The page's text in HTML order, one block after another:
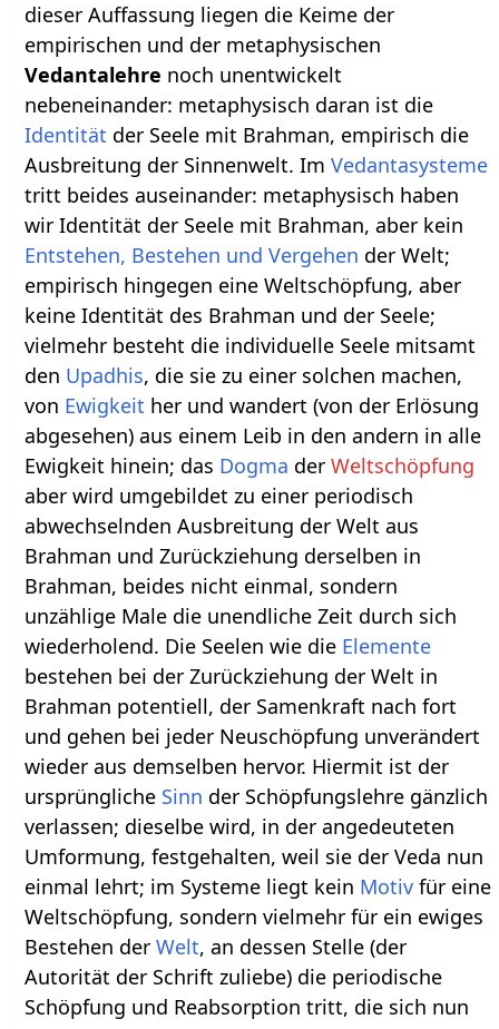
dieser Auffassung liegen die Keime der
empirischen und der metaphysischen
Vedantalehre noch unentwickelt
nebeneinander: metaphysisch daran ist die
Identität der Seele mit Brahman, empirisch die
Ausbreitung der Sinnenwelt. ImVedantasysteme
tritt beides auseinander: metaphysisch haben
wir Identität der Seele mit Brahman, aber kein
Entstehen, Bestehen und Vergehen der Welt;
empirisch hingegen eine Weltschöpfung, aber
keine Identität des Brahman und der Seele;
vielmehr besteht die individuelle Seele mitsamt
den Upadhis, die sie zu einer solchen machen,
von Ewigkeit her und wandert (von der Erlösung
abgesehen) aus einem Leib in den andern in alle
Ewigkeit hinein; das Dogma derWeltschöpfung
aber wird umgebildet zu einer periodisch
abwechselnden Ausbreitung der Welt aus
Brahman und Zurückziehung derselben in
Brahman, beides nicht einmal, sondern
unzählige Male die unendliche Zeit durch sich
wiederholend. Die Seelen wie die Elemente
bestehen bei der Zurückziehung der Welt in
Brahman potentiell, der Samenkraft nach fort
und gehen bei jeder Neuschöpfung unverändert
wieder aus demselben hervor. Hiermit ist der
ursprüngliche Sinn der Schöpfungslehre gänzlich
verlassen; dieselbe wird, in der angedeuteten
Umformung, festgehalten, weil sie der Veda nun
einmal lehrt; im Systeme liegt kein Motiv für eine
Weltschöpfung, sondern vielmehr für ein ewiges
Bestehen derWelt, an dessen Stelle (der
Autorität der Schrift zuliebe) die periodische
Schöpfung und Reabsorption tritt, die sich nun